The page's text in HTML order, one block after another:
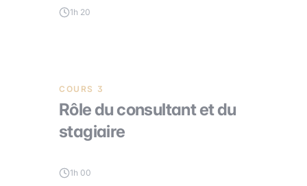
1h 20
COURS 3
Rôle du consultant et du
stagiaire
1h 00